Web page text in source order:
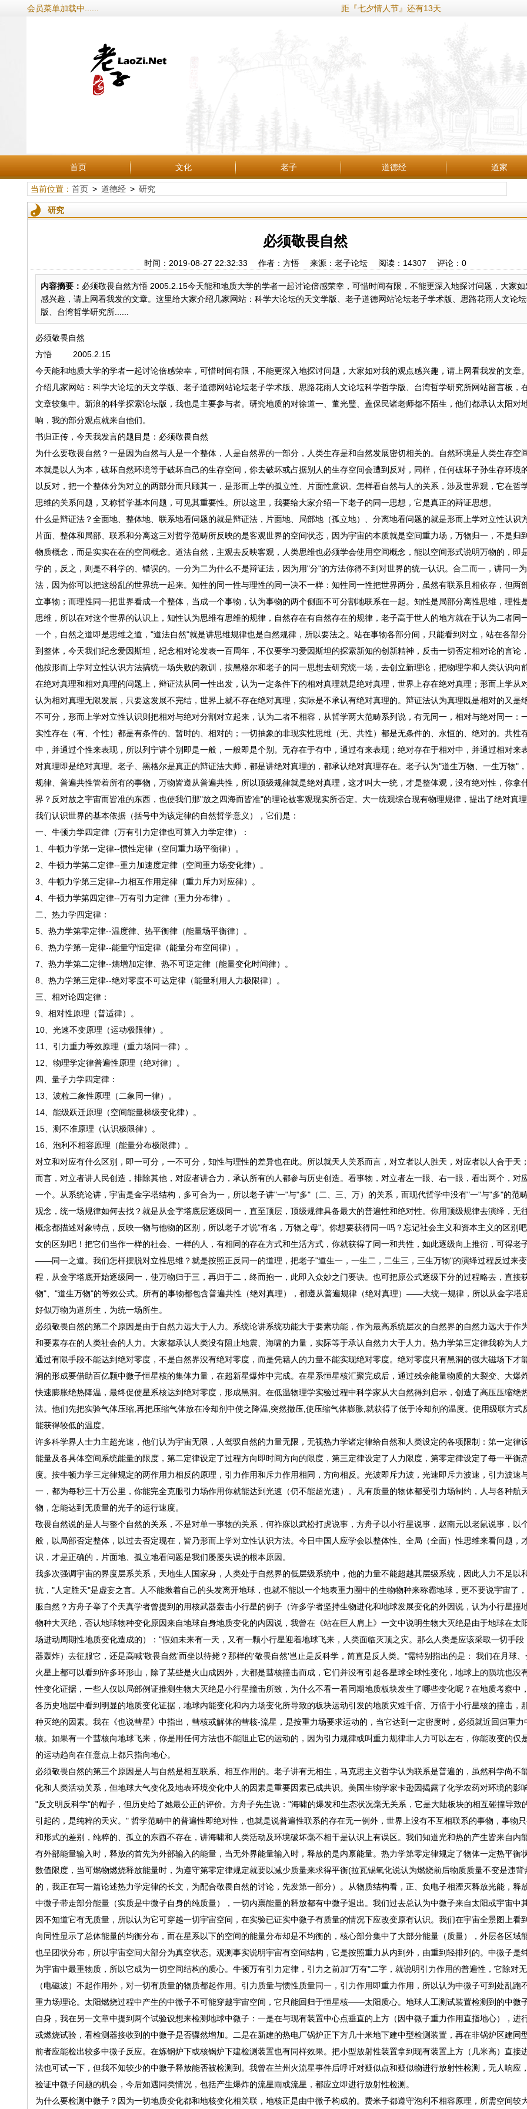
会员菜单加载中...... 距『七夕情人节』还有13天
首页 文化 老子 道德经 道家
当前位置： 首页> 道德经> 研究
研究
必须敬畏自然
时间：2019-08-27 22:32:33 作者：方悟 来源：老子论坛 阅读： 14307 评论： 0
内容摘要： 必须敬畏自然方悟 2005.2.15今天能和地质大学的学者一起讨论倍感荣幸，可惜时间有限，不能更深入地探讨问题，大家如
感兴趣，请上网看我发的文章。这里给大家介绍几家网站：科学大论坛的天文学版、老子道德网站论坛老子学术版、思路花雨人文论
版、台湾哲学研究所......
必须敬畏自然
方悟 2005.2.15
今天能和地质大学的学者一起讨论倍感荣幸，可惜时间有限，不能更深入地探讨问题，大家如对我的观点感兴趣，请上网看我发的文章
介绍几家网站：科学大论坛的天文学版、老子道德网站论坛老子学术版、思路花雨人文论坛科学哲学版、台湾哲学研究所网站留言板，
文章较集中。新浪的科学探索论坛版，我也是主要参与者。研究地质的对徐道一、董光璧、盖保民诸老师都不陌生，他们都承认太阳对
响，我的部分观点就来自他们。
书归正传，今天我发言的题目是：必须敬畏自然
为什么要敬畏自然？一是因为自然与人是一个整体，人是自然界的一部分，人类生存是和自然发展密切相关的。自然环境是人类生存空
本就是以人为本，破坏自然环境等于破坏自己的生存空间，你去破坏或占据别人的生存空间会遭到反对，同样，任何破坏子孙生存环境
以反对，把一个整体分为对立的两部分而只顾其一，是形而上学的孤立性、片面性意识。怎样看自然与人的关系，涉及世界观，它在哲
思维的关系问题，又称哲学基本问题，可见其重要性。所以这里，我要给大家介绍一下老子的同一思想，它是真正的辩证思想。
什么是辩证法？全面地、整体地、联系地看问题的就是辩证法，片面地、局部地（孤立地）、分离地看问题的就是形而上学对立性认识
片面、整体和局部、联系和分离这三对哲学范畴所反映的是客观世界的空间状态，因为宇宙的本质就是空间重力场，万物归一，不是归
物质概念，而是实实在在的空间概念。道法自然，主观去反映客观，人类思维也必须学会使用空间概念，能以空间形式说明万物的，即
学的，反之，则是不科学的、错误的。一分为二为什么不是辩证法，因为用"分"的方法你得不到对世界的统一认识。合二而一，讲同一
法，因为你可以把这纷乱的世界统一起来。知性的同一性与理性的同一决不一样：知性同一性把世界两分，虽然有联系且相依存，但两
立事物；而理性同一把世界看成一个整体，当成一个事物，认为事物的两个侧面不可分割地联系在一起。知性是局部分离性思维，理性
思维，所以在对这个世界的认识上，知性认为思维有思维的规律，自然存在有自然存在的规律，老子高于世人的地方就在于认为二者同
一个，自然之道即是思维之道，"道法自然"就是讲思维规律也是自然规律，所以要法之。站在事物各部分间，只能看到对立，站在各部
到整体，今天我们纪念爱因斯坦，纪念相对论发表一百周年，不仅要学习爱因斯坦的探索新知的创新精神，反击一切否定相对论的言论
他按形而上学对立性认识方法搞统一场失败的教训，按黑格尔和老子的同一思想去研究统一场，去创立新理论，把物理学和人类认识向前
在绝对真理和相对真理的问题上，辩证法从同一性出发，认为一定条件下的相对真理就是绝对真理，世界上存在绝对真理；形而上学从
认为相对真理无限发展，只要这发展不完结，世界上就不存在绝对真理，实际是不承认有绝对真理的。辩证法认为真理既是相对的又是
不可分，形而上学对立性认识则把相对与绝对分割对立起来，认为二者不相容，从哲学两大范畴系列说，有无同一，相对与绝对同一：
实性存在（有、个性）都是有条件的、暂时的、相对的；一切抽象的非现实性思维（无、共性）都是无条件的、永恒的、绝对的。共性
中，并通过个性来表现，所以列宁讲个别即是一般，一般即是个别。无存在于有中，通过有来表现；绝对存在于相对中，并通过相对来
对真理即是绝对真理。老子、黑格尔是真正的辩证法大师，都是讲绝对真理的，都承认绝对真理存在。老子认为"道生万物、一生万物"
规律、普遍共性管着所有的事物，万物皆遵从普遍共性，所以顶级规律就是绝对真理，这才叫大一统，才是整体观，没有绝对性，你拿
界？反对放之宇宙而皆准的东西，也使我们那"放之四海而皆准"的理论被客观现实所否定。大一统观综合现有物理规律，提出了绝对真
我们认识世界的基本依据（括号中为该定律的自然哲学意义），它们是：
一、牛顿力学四定律（万有引力定律也可算入力学定律）：
1、牛顿力学第一定律--惯性定律（空间重力场平衡律）。
2、牛顿力学第二定律--重力加速度定律（空间重力场变化律）。
3、牛顿力学第三定律--力相互作用定律（重力斥力对应律）。
4、牛顿力学第四定律--万有引力定律（重力分布律）。
二、热力学四定律：
5、热力学第零定律--温度律、热平衡律（能量场平衡律）。
6、热力学第一定律--能量守恒定律（能量分布空间律）。
7、热力学第二定律--熵增加定律、热不可逆定律（能量变化时间律）。
8、热力学第三定律--绝对零度不可达定律（能量利用人力极限律）。
三、相对论四定律：
9、相对性原理（普适律）。
10、光速不变原理（运动极限律）。
11、引力重力等效原理（重力场同一律）。
12、物理学定律普遍性原理（绝对律）。
四、量子力学四定律：
13、波粒二象性原理（二象同一律）。
14、能级跃迁原理（空间能量梯级变化律）。
15、测不准原理（认识极限律）。
16、泡利不相容原理（能量分布极限律）。
对立和对应有什么区别，即一可分，一不可分，知性与理性的差异也在此。所以就天人关系而言，对立者以人胜天，对应者以人合于天
而言，对立者讲人民创造，排除其他，对应者讲合力，承认所有的人都参与历史创造。看事物，对立者左一眼、右一眼，看出两个，对
一个。从系统论讲，宇宙是金字塔结构，多可合为一，所以老子讲"一"与"多"（二、三、万）的关系，而现代哲学中没有"一"与"多"的范
观念，统一场规律如何去找？就是从金字塔底层逐级同一，直至顶层，顶级规律具备最大的普遍性和绝对性。你用顶级规律去演绎，无
概念都描述对象特点，反映一物与他物的区别，所以老子才说"有名，万物之母"。你想要获得同一吗？忘记社会主义和资本主义的区别
女的区别吧！把它们当作一样的社会、一样的人，有相同的存在方式和生活方式，你就获得了同一和共性，如此逐级向上推衍，可得老
——同一之道。我们怎样摆脱对立性思维？就是按照正反同一的道理，把老子"道生一，一生二，二生三，三生万物"的演绎过程反过来
程，从金字塔底开始逐级同一，使万物归于三，再归于二，终而抱一，此即入众妙之门要诀。也可把原公式逐级下分的过程略去，直接
物"、"道生万物"的等效公式。所有的事物都包含普遍共性（绝对真理），都遵从普遍规律（绝对真理）——大统一规律，所以从金字塔
好似万物为道所生，为统一场所生。
必须敬畏自然的第二个原因是由于自然力远大于人力。系统论讲系统功能大于要素功能，作为最高系统层次的自然界的自然力远大于作
和要素存在的人类社会的人力。大家都承认人类没有阻止地震、海啸的力量，实际等于承认自然力大于人力。热力学第三定律我称为人
通过有限手段不能达到绝对零度，不是自然界没有绝对零度，而是凭籍人的力量不能实现绝对零度。绝对零度只有黑洞的强大磁场下才
洞的形成要借助百亿颗中微子恒星核的集体力量，在超新星爆炸中完成。在星系恒星核汇聚完成后，通过残余能量物质的大裂变、大爆
快速膨胀绝热降温，最终促使星系核达到绝对零度，形成黑洞。在低温物理学实验过程中科学家从大自然得到启示，创造了高压压缩绝
法。他们先把实验气体压缩,再把压缩气体放在冷却剂中使之降温,突然撤压,使压缩气体膨胀,就获得了低于冷却剂的温度。使用级联方式
能获得较低的温度。
许多科学界人士力主超光速，他们认为宇宙无限，人驾驭自然的力量无限，无视热力学诸定律给自然和人类设定的各项限制：第一定律
能量及各具体空间系统能量的限度，第二定律设定了过程方向即时间方向的限度，第三定律设定了人力限度，第零定律设定了每一平衡
度。按牛顿力学三定律规定的两作用力相反的原理，引力作用和斥力作用相同，方向相反。光波即斥力波，光速即斥力波速，引力波速
一，都为每秒三十万公里，你能完全克服引力场作用你就能达到光速（仍不能超光速）。凡有质量的物体都受引力场制约，人与各种航
物，怎能达到无质量的光子的运行速度。
敬畏自然说的是人与整个自然的关系，不是对单一事物的关系，何祚庥以武松打虎说事，方舟子以小行星说事，赵南元以老鼠说事，以
般，以局部否定整体，以过去否定现在，皆乃形而上学对立性认识方法。今日中国人应学会以整体性、全局（全面）性思维来看问题，
识，才是正确的，片面地、孤立地看问题是我们屡屡失误的根本原因。
我多次强调宇宙的界度层系关系，天地生人国家身，人类处于自然界的低层级系统中，他的力量不能超越其层级系统，因此人力不足以
抗，"人定胜天"是虚妄之言。人不能揪着自己的头发离开地球，也就不能以一个地表重力圈中的生物物种来称霸地球，更不要说宇宙了
服自然？方舟子举了个天真学者曾提到的用核武器轰击小行星的例子（许多学者坚持生物进化和地球发展变化的外因说，认为小行星撞
物种大灭绝，否认地球物种变化原因来自地球自身地质变化的内因说，我曾在《站在巨人肩上》一文中说明生物大灭绝是由于地球在太
场进动周期性地质变化造成的）："假如未来有一天，又有一颗小行星迎着地球飞来，人类面临灭顶之灾。那么人类是应该采取一切手段
器轰炸）去征服它，还是高喊'敬畏自然'而坐以待毙？那样的'敬畏自然'岂止是反科学，简直是反人类。"需特别指出的是： 我们在月球、
火星上都可以看到许多环形山，除了某些是火山成因外，大都是彗核撞击而成，它们并没有引起各星球全球性变化，地球上的陨坑也没
性变化证据，一些人仅以局部例证推测生物大灭绝是小行星撞击所致，为什么不看一看同期地质板块发生了哪些变化呢？在地质考察中
各历史地层中看到明显的地质变化证据，地球内能变化和内力场变化所导致的板块运动引发的地质灾难千倍、万倍于小行星核的撞击，
种灭绝的因素。我在《也说彗星》中指出，彗核或解体的彗核-流星，是按重力场要求运动的，当它达到一定密度时，必须就近回归重力
核。如果有一个彗核向地球飞来，你是用任何方法也不能阻止它的运动的，因为引力规律或叫重力规律非人力可以左右，你能改变的仅
的运动趋向在任意点上都只指向地心。
必须敬畏自然的第三个原因是人与自然是相互联系、相互作用的。老子讲有无相生，马克思主义哲学认为联系是普遍的，虽然科学尚不
化和人类活动关系，但地球大气变化及地表环境变化中人的因素是重要因素已成共识。美国生物学家卡逊因揭露了化学农药对环境的影
"反文明反科学"的帽子，但历史给了她最公正的评价。方舟子先生说："海啸的爆发和生态状况毫无关系，它是大陆板块的相互碰撞导致
引起的，是纯粹的天灾。" 哲学范畴中的普遍性即绝对性，也就是说普遍性联系的存在无一例外，世界上没有不互相联系的事物，事物
和形式的差别，纯粹的、孤立的东西不存在，讲海啸和人类活动及环境破坏毫不相干是认识上有误区。我们知道光和热的产生皆来自内
有外部能量输入时，释放的首先为外部输入的能量，当无外界能量输入时，释放的是内禀能量。热力学第零定律规定了物体一定热平衡
数值限度，当可燃物燃烧释放能量时，为遵守第零定律规定就要以减少质量来求得平衡(拉瓦锡氧化说认为燃烧前后物质质量不变是违背
的，我正在写一篇论述热力学定律的长文，为配合敬畏自然的讨论，先发第一部分）。从物质结构看，正、负电子相湮灭释放光能，释
中微子带走部分能量（实质是中微子自身的纯质量），一切内禀能量的释放都有中微子退出。我们过去总认为中微子来自太阳或宇宙中
因不知道它有无质量，所以认为它可穿越一切宇宙空间，在实验已证实中微子有质量的情况下应改变原有认识。我们在宇宙全景图上看
向同性显示了总体能量的均衡分布，而在星系以下的空间的能量分布却是不均衡的，核心部分集中了大部分能量（质量），外层各区域
也呈团状分布，所以宇宙空间大部分为真空状态。观测事实说明宇宙有空间结构，它是按照重力从内到外，由重到轻排列的。中微子是
为宇宙中最重物质，所以它成为一切空间结构的质心。牛顿万有引力定律，引力之前加"万有"二字，就说明引力作用的普遍性，它除对
（电磁波）不起作用外，对一切有质量的物质都起作用。引力质量与惯性质量同一，引力作用即重力作用，所以认为中微子可到处乱跑
重力场理论。太阳燃烧过程中产生的中微子不可能穿越宇宙空间，它只能回归于恒星核——太阳质心。地球人工测试装置检测到的中微
自身，我在另一文章中提到两个试验设想来检测地球中微子：一是在与现有装置中心点垂直的上方（因中微子重力作用直指地心），进
或燃烧试验，看检测器接收到的中微子是否骤然增加。二是在新建的热电厂锅炉正下方几十米地下建中型检测装置，再在非锅炉区建同
前者应能检出较多中微子反应。在炼钢炉下或核锅炉下建检测装置也有同样效果。把小型放射性装置拿到现有装置上方（几米高）直接
法也可试一下，但我不知较少的中微子释放能否被检测到。我曾在兰州火流星事件后呼吁对疑似点和疑似物进行放射性检测，无人响应
验证中微子问题的机会，今后如遇同类情况，包括产生爆炸的流星雨或流星，都应立即进行放射性检测。
为什么要检测中微子？因为一切地质变化都和地核变化相关联，地核正是由中微子构成的。费米子都遵守泡利不相容原理，所需空间较